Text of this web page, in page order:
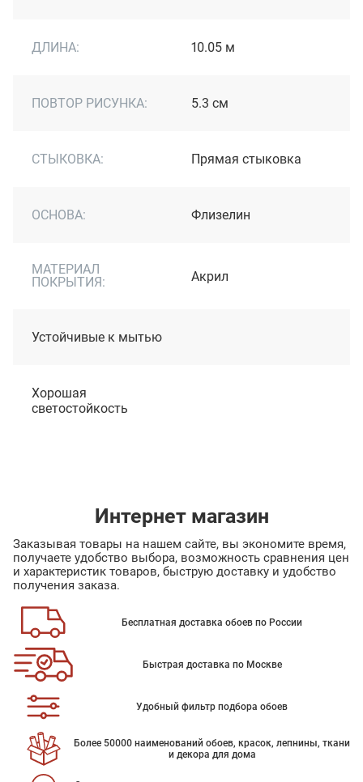
ДЛИНА: 10.05 м
ПОВТОР РИСУНКА: 5.3 см
СТЫКОВКА: Прямая стыковка
ОСНОВА: Флизелин
МАТЕРИАЛ
ПОКРЫТИЯ:
Акрил
Устойчивые к мытью
Хорошая
светостойкость
Интернет магазин
Заказывая товары на нашем сайте, вы экономите время,
получаете удобство выбора, возможность сравнения цен
и характеристик товаров, быструю доставку и удобство
получения заказа.
Бесплатная доставка обоев по России
Быстрая доставка по Москве
Удобный фильтр подбора обоев
Более 50000 наименований обоев, красок, лепнины, ткани
и декора для дома